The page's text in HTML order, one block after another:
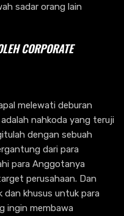
sadar orang lain
CORPORATE
melewati deburan
nahkoda yang teruji
dengan sebuah
dari para
para Anggotanya
perusahaan. Dan
dan khusus untuk para
ingin membawa